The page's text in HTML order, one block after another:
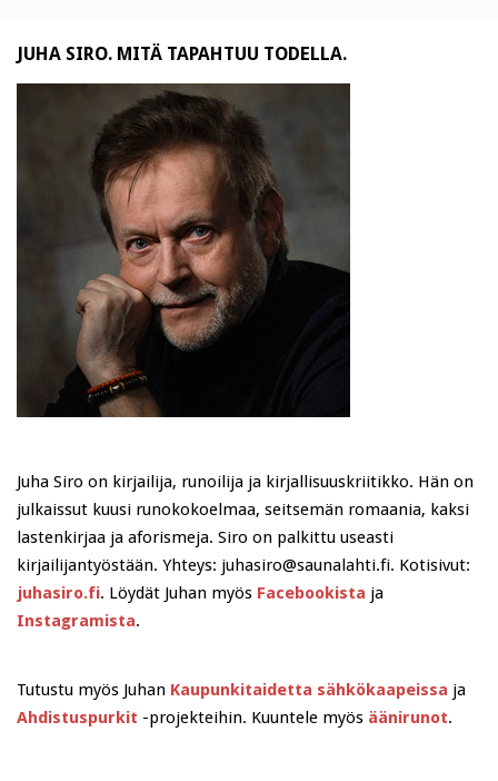
JUHA SIRO. MITÄ TAPAHTUU TODELLA.
Juha Siro on kirjailija, runoilija ja kirjallisuuskriitikko. Hän on
julkaissut kuusi runokokoelmaa, seitsemän romaania, kaksi
lastenkirjaa ja aforismeja. Siro on palkittu useasti
kirjailijantyöstään. Yhteys: juhasiro@saunalahti.fi. Kotisivut:
juhasiro.fi. Löydät Juhan myös Facebookista ja
Instagramista.
Tutustu myös Juhan Kaupunkitaidetta sähkökaapeissa ja
Ahdistuspurkit -projekteihin. Kuuntele myös äänirunot.